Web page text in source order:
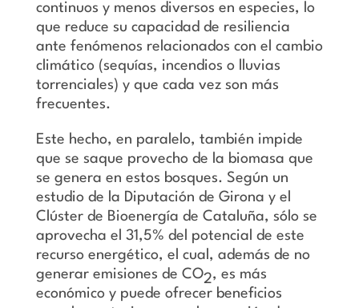
continuos y menos diversos en especies, lo
que reduce su capacidad de resiliencia
ante fenómenos relacionados con el cambio
climático (sequías, incendios o lluvias
torrenciales) y que cada vez son más
frecuentes.
Este hecho, en paralelo, también impide
que se saque provecho de la biomasa que
se genera en estos bosques. Según un
estudio de la Diputación de Girona y el
Clúster de Bioenergía de Cataluña, sólo se
aprovecha el 31,5% del potencial de este
recurso energético, el cual, además de no
generar emisiones de CO2, es más
económico y puede ofrecer beneficios